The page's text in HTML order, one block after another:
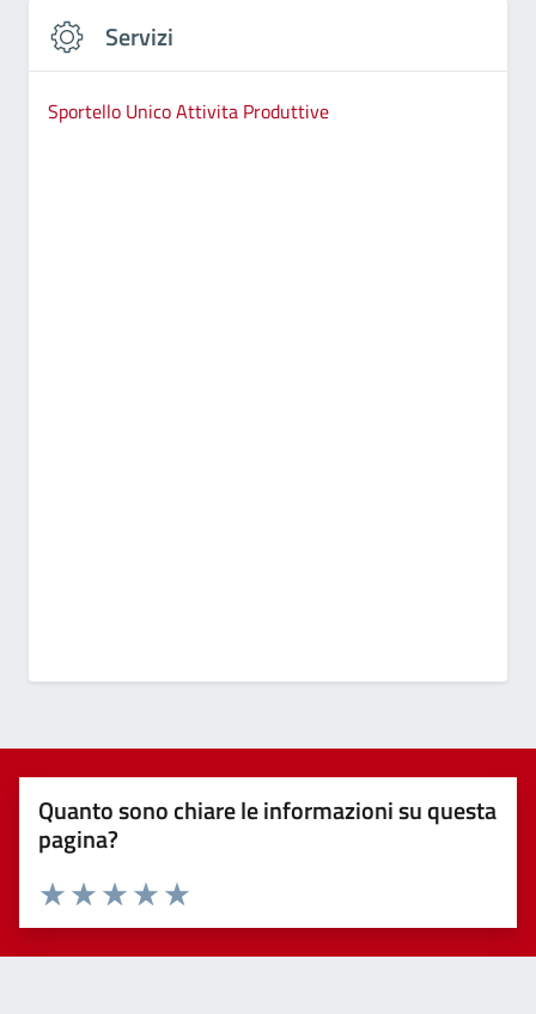
Servizi
Sportello Unico Attivita Produttive
Quanto sono chiare le informazioni su questa
pagina?
Valuta 5 stelle su 5
Valuta 4 stelle su 5
Valuta 3 stelle su 5
Valuta 2 stelle su 5
Valuta 1 stelle su 5